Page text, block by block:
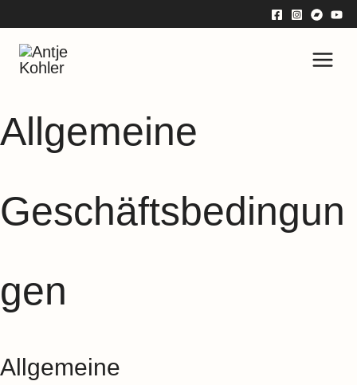
Inhalt
springen
Allgemeine
Geschäftsbedingun
gen ​
Allgemeine